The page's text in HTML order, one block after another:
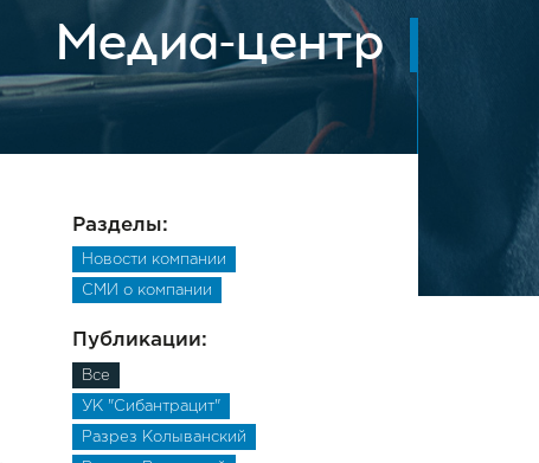
Медиа-центр
Разделы:
Новости компании
СМИ о компании
Публикации:
Все
УК "Сибантрацит"
Разрез Колыванский